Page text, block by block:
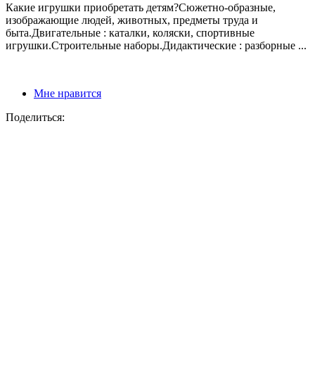
Какие игрушки приобретать детям?Сюжетно-образные,
изображающие людей, животных, предметы труда и
быта.Двигательные : каталки, коляски, спортивные
игрушки.Строительные наборы.Дидактические : разборные ...
Мне нравится
Поделиться: